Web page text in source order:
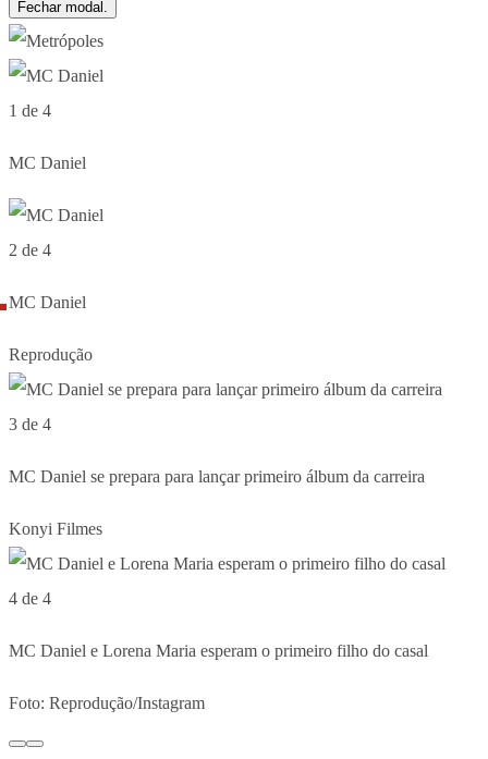
Fechar modal.
1 de 4
MC Daniel
2 de 4
MC Daniel
Reprodução
3 de 4
MC Daniel se prepara para lançar primeiro álbum da carreira
Konyi Filmes
4 de 4
MC Daniel e Lorena Maria esperam o primeiro filho do casal
Foto: Reprodução/Instagram